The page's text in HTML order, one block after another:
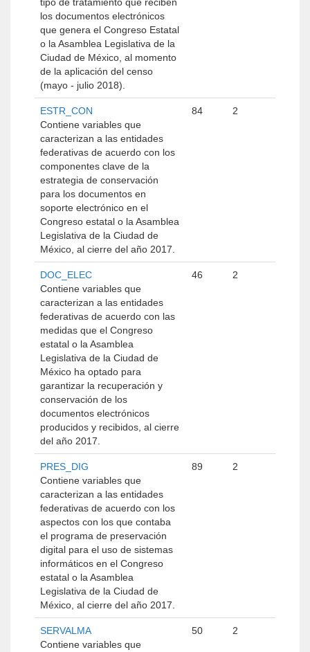
los documentos electrónicos
que genera el Congreso Estatal
o la Asamblea Legislativa de la
Ciudad de México, al momento
de la aplicación del censo
(mayo - julio 2018).
ESTR_CON
Contiene variables que
caracterizan a las entidades
federativas de acuerdo con los
componentes clave de la
estrategia de conservación
para los documentos en
soporte electrónico en el
Congreso estatal o la Asamblea
Legislativa de la Ciudad de
México, al cierre del año 2017.
84 2
DOC_ELEC
Contiene variables que
caracterizan a las entidades
federativas de acuerdo con las
medidas que el Congreso
estatal o la Asamblea
Legislativa de la Ciudad de
México ha optado para
garantizar la recuperación y
conservación de los
documentos electrónicos
producidos y recibidos, al cierre
del año 2017.
46 2
PRES_DIG
Contiene variables que
caracterizan a las entidades
federativas de acuerdo con los
aspectos con los que contaba
el programa de preservación
digital para el uso de sistemas
informáticos en el Congreso
estatal o la Asamblea
Legislativa de la Ciudad de
México, al cierre del año 2017.
89 2
SERVALMA
Contiene variables que
50 2